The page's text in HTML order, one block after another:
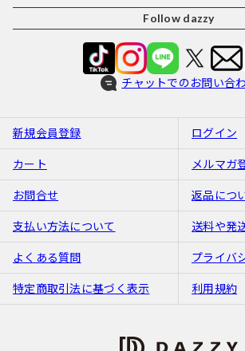
Follow dazzy
チャットでのお問い合
新規会員登録 ログイン
カート メルマガ
お問合せ 返品につ
支払い方法について 送料や発
よくある質問 プライバ
特定商取引法に基づく表示 利用規約